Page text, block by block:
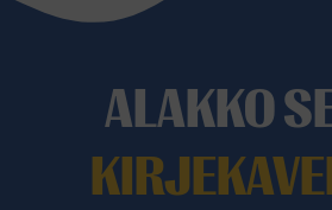
ALAKKO